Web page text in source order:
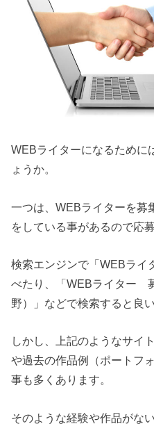
WEBライターになるために
ょうか。
一つは、WEBライターを募
をしている事があるので応
検索エンジンで「WEBライ
べたり、「WEBライター
野）」などで検索すると良
しかし、上記のようなサイ
や過去の作品例（ポートフ
事も多くあります。
そのような経験や作品がな